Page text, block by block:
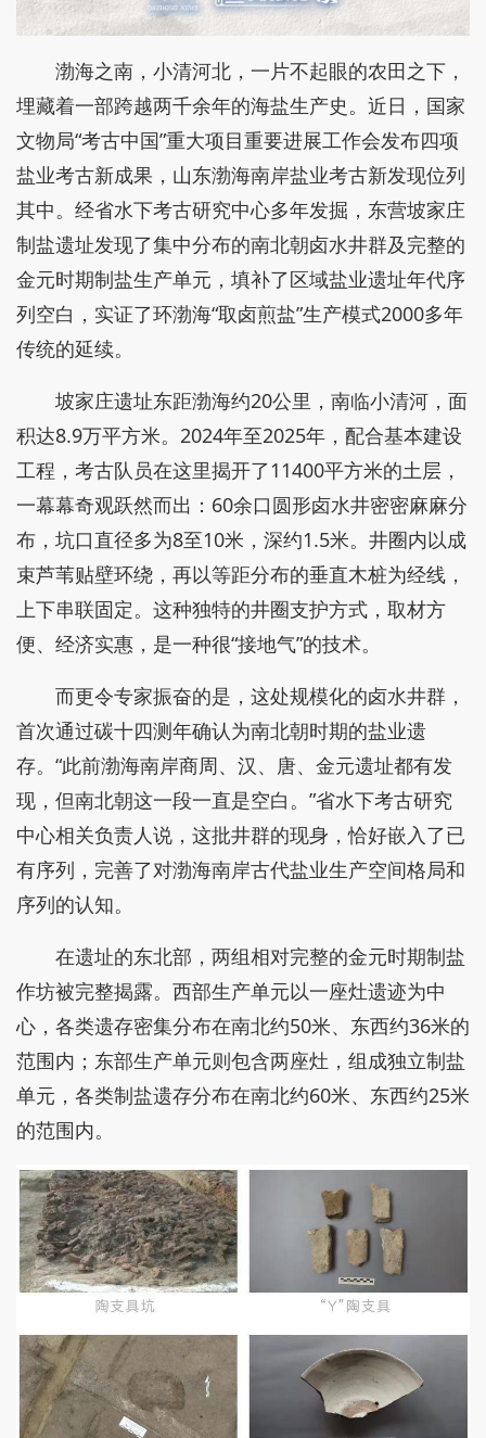
渤海之南，小清河北，一片不起眼的农田之下，
埋藏着一部跨越两千余年的海盐生产史。近日，国家
文物局“考古中国”重大项目重要进展工作会发布四项
盐业考古新成果，山东渤海南岸盐业考古新发现位列
其中。经省水下考古研究中心多年发掘，东营坡家庄
制盐遗址发现了集中分布的南北朝卤水井群及完整的
金元时期制盐生产单元，填补了区域盐业遗址年代序
列空白，实证了环渤海“取卤煎盐”生产模式2000多年
传统的延续。
坡家庄遗址东距渤海约20公里，南临小清河，面
积达8.9万平方米。2024年至2025年，配合基本建设
工程，考古队员在这里揭开了11400平方米的土层，
一幕幕奇观跃然而出：60余口圆形卤水井密密麻麻分
布，坑口直径多为8至10米，深约1.5米。井圈内以成
束芦苇贴壁环绕，再以等距分布的垂直木桩为经线，
上下串联固定。这种独特的井圈支护方式，取材方
便、经济实惠，是一种很“接地气”的技术。
而更令专家振奋的是，这处规模化的卤水井群，
首次通过碳十四测年确认为南北朝时期的盐业遗
存。“此前渤海南岸商周、汉、唐、金元遗址都有发
现，但南北朝这一段一直是空白。”省水下考古研究
中心相关负责人说，这批井群的现身，恰好嵌入了已
有序列，完善了对渤海南岸古代盐业生产空间格局和
序列的认知。
在遗址的东北部，两组相对完整的金元时期制盐
作坊被完整揭露。西部生产单元以一座灶遗迹为中
心，各类遗存密集分布在南北约50米、东西约36米的
范围内；东部生产单元则包含两座灶，组成独立制盐
单元，各类制盐遗存分布在南北约60米、东西约25米
的范围内。